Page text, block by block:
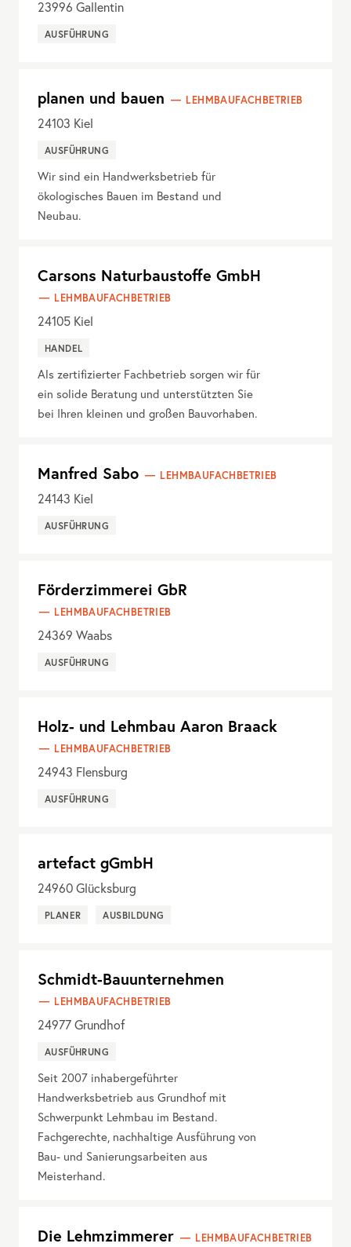
23996 Gallentin
AUSFÜHRUNG
planen und bauen LEHMBAUFACHBETRIEB
24103 Kiel
AUSFÜHRUNG
Wir sind ein Handwerksbetrieb für
ökologisches Bauen im Bestand und
Neubau.
Carsons Naturbaustoffe GmbH
LEHMBAUFACHBETRIEB
24105 Kiel
HANDEL
Als zertifizierter Fachbetrieb sorgen wir für
ein solide Beratung und unterstützten Sie
bei Ihren kleinen und großen Bauvorhaben.
Manfred Sabo LEHMBAUFACHBETRIEB
24143 Kiel
AUSFÜHRUNG
Förderzimmerei GbR
LEHMBAUFACHBETRIEB
24369 Waabs
AUSFÜHRUNG
Holz- und Lehmbau Aaron Braack
LEHMBAUFACHBETRIEB
24943 Flensburg
AUSFÜHRUNG
artefact gGmbH
24960Glücksburg
PLANER AUSBILDUNG
Schmidt-Bauunternehmen
LEHMBAUFACHBETRIEB
24977Grundhof
AUSFÜHRUNG
Seit 2007 inhabergeführter
Handwerksbetrieb aus Grundhof mit
Schwerpunkt Lehmbau im Bestand.
Fachgerechte, nachhaltige Ausführung von
Bau- und Sanierungsarbeiten aus
Meisterhand.
Die Lehmzimmerer LEHMBAUFACHBETRIEB